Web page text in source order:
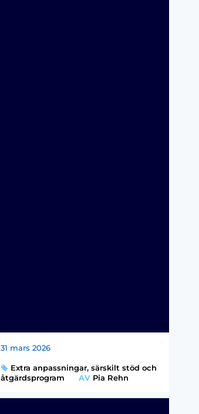
31 mars 2026
Extra anpassningar, särskilt stöd och
åtgärdsprogram
AV Pia Rehn